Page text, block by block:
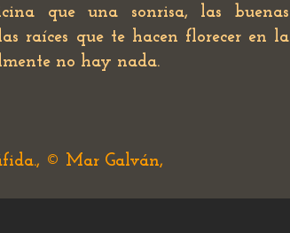
que una sonrisa, las buenas
raíces que te hacen florecer en la
no hay nada.
© Mar Galván,